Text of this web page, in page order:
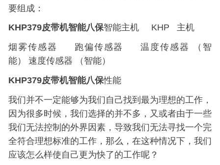
要组成：
KHP379皮带机智能八保智能主机KHP 主机
烟雾传感器
跑偏传感器 温度传感器
（智
能）
速度传感器
（智能）
KHP379皮带机智能八保性能
我们并不一定能够为我们自己找到最为理想的工作，
因为很多时候，我们选择的并不多，又或者由于一些
我们无法控制的外界因素，导致我们无法寻找一个完
全符合理想标准的工作，那么，在这种情况下，我们
应该怎么样使自己更为快了的工作呢？